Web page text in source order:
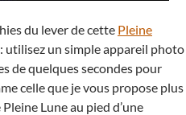
du lever de cette Pleine
utilisez un simple appareil photo
de quelques secondes pour
celle que je vous propose plus
Lune au pied d’une